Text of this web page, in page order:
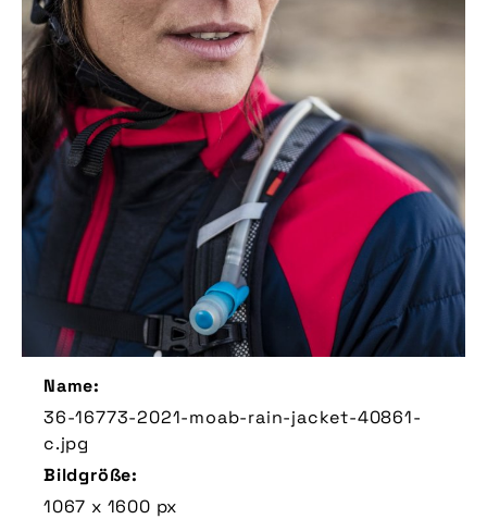
Name:
36-16773-2021-moab-rain-jacket-40861-
c.jpg
Bildgröße:
1067 x 1600 px